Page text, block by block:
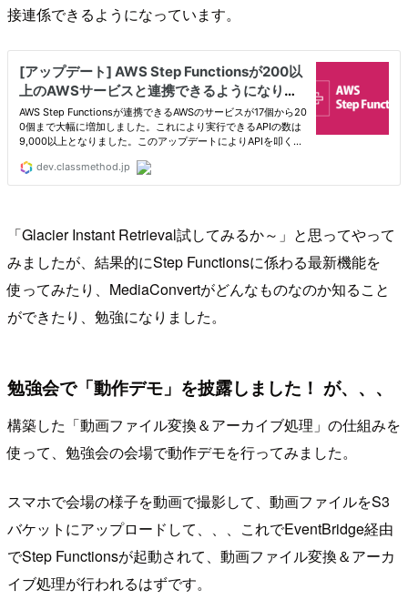
接連係できるようになっています。
「Glacier Instant Retrieval試してみるか～」と思ってやって
みましたが、結果的にStep Functionsに係わる最新機能を
使ってみたり、MediaConvertがどんなものなのか知ること
ができたり、勉強になりました。
勉強会で「動作デモ」を披露しました！ が、、、
構築した「動画ファイル変換＆アーカイブ処理」の仕組みを
使って、勉強会の会場で動作デモを行ってみました。
スマホで会場の様子を動画で撮影して、動画ファイルをS3
バケットにアップロードして、、、これでEventBridge経由
でStep Functionsが起動されて、動画ファイル変換＆アーカ
イブ処理が行われるはずです。